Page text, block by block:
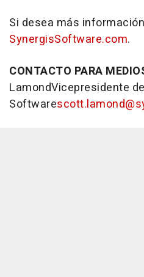
Si desea más
SynergisSoftware.com.
CONTACTO PARA
LamondVicepresidente
Software